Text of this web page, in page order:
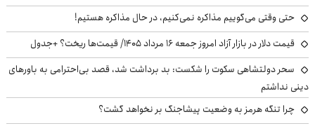
حتی وقتی می‌گوییم مذاکره نمی‌کنیم، در حال مذاکره هستیم!
قیمت دلار در بازار آزاد امروز جمعه ۱۶ مرداد ۱۴۰۵/ قیمت‌ها ریخت؟ +جدول
سحر دولتشاهی سکوت را شکست: بد برداشت شد، قصد بی‌احترامی به باورهای
دینی نداشتم
چرا تنگه هرمز به وضعیت پیشاجنگ بر نخواهد گشت؟